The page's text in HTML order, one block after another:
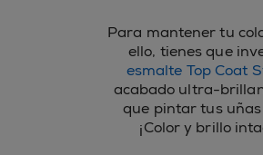
Para mantener tu
ello, tienes que
esmalte Top Coat
acabado ultra-
que pintar tus uñas
¡Color y brillo